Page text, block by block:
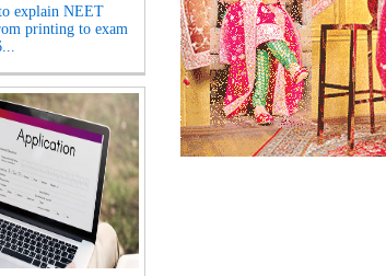
explain NEET
printing to exam